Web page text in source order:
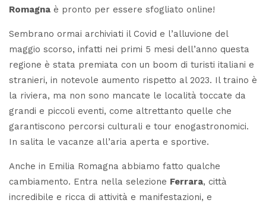
Romagna è pronto per essere sfogliato online!
Sembrano ormai archiviati il Covid e l’alluvione del
maggio scorso, infatti nei primi 5 mesi dell’anno questa
regione è stata premiata con un boom di turisti italiani e
stranieri, in notevole aumento rispetto al 2023. Il traino è
la riviera, ma non sono mancate le località toccate da
grandi e piccoli eventi, come altrettanto quelle che
garantiscono percorsi culturali e tour enogastronomici.
In salita le vacanze all’aria aperta e sportive.
Anche in Emilia Romagna abbiamo fatto qualche
cambiamento. Entra nella selezione Ferrara, città
incredibile e ricca di attività e manifestazioni, e